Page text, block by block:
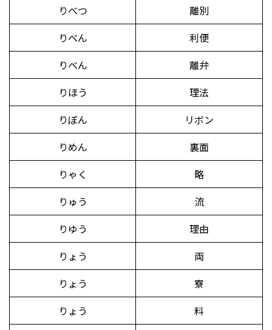
りべつ
離別
りべん
利便
りべん
離弁
りほう
理法
りぼん
リボン
りめん
裏面
りゃく
略
りゅう
流
りゆう
理由
りょう
両
りょう
寮
りょう
料